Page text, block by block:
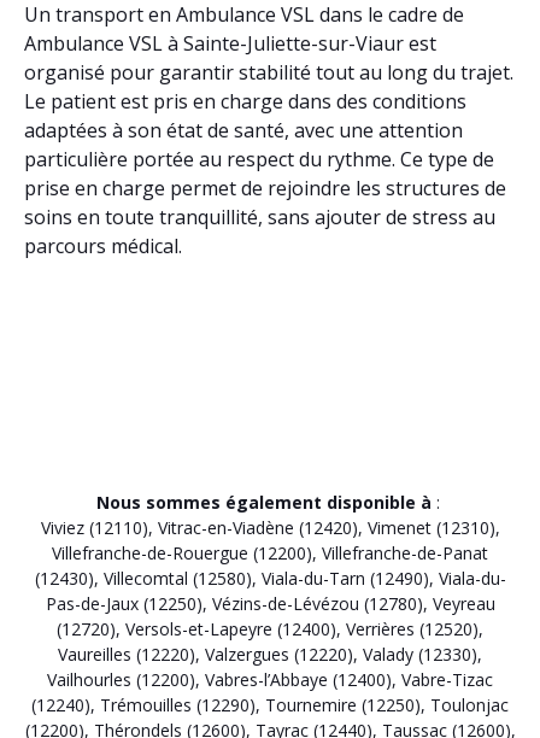
Un transport en Ambulance VSL dans le cadre de
Ambulance VSL à Sainte-Juliette-sur-Viaur est
organisé pour garantir stabilité tout au long du trajet.
Le patient est pris en charge dans des conditions
adaptées à son état de santé, avec une attention
particulière portée au respect du rythme. Ce type de
prise en charge permet de rejoindre les structures de
soins en toute tranquillité, sans ajouter de stress au
parcours médical.
Nous sommes également disponible à :
Viviez (12110), Vitrac-en-Viadène (12420), Vimenet (12310),
Villefranche-de-Rouergue (12200), Villefranche-de-Panat
(12430), Villecomtal (12580), Viala-du-Tarn (12490), Viala-du-
Pas-de-Jaux (12250), Vézins-de-Lévézou (12780), Veyreau
(12720), Versols-et-Lapeyre (12400), Verrières (12520),
Vaureilles (12220), Valzergues (12220), Valady (12330),
Vailhourles (12200), Vabres-l’Abbaye (12400), Vabre-Tizac
(12240), Trémouilles (12290), Tournemire (12250), Toulonjac
(12200), Thérondels (12600), Tayrac (12440), Taussac (12600),